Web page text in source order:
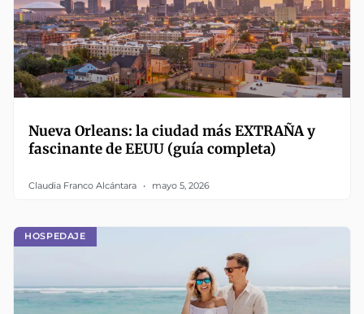
Nueva Orleans: la ciudad más EXTRAÑA y
fascinante de EEUU (guía completa)
Claudia Franco Alcántara mayo 5, 2026
HOSPEDAJE